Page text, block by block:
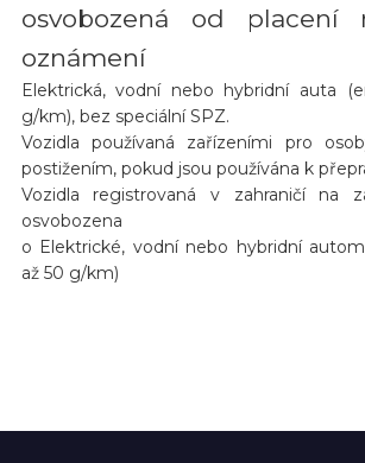
osvobozená od placení
oznámení
Elektrická, vodní nebo hybridní auta
g/km), bez speciální SPZ.
Vozidla používaná zařízeními pro
postižením, pokud jsou používána k
Vozidla registrovaná v zahraničí na
osvobozena
o Elektrické, vodní nebo hybridní
až 50 g/km)